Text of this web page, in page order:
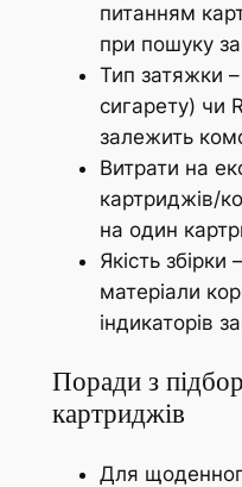
питанням
при пошуку
Тип затяжки
сигарету) чи
залежить
Витрати на
картриджів/
на один
Якість збірки
матеріали
індикаторів
Поради з
картриджів
Для